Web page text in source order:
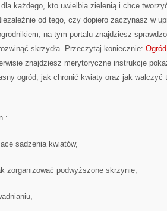
każdego, kto uwielbia zielenią i chce
od tego, czy dopiero zaczynasz w
na tym portalu znajdziesz
skrzydła. Przeczytaj koniecznie:
znajdziesz merytoryczne instrukcje
ogród, jak chronić kwiaty oraz jak walczyć
sadzenia kwiatów,
zorganizować podwyższone skrzynie,